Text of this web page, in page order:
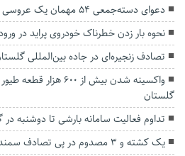
دعوای دسته‌جمعی ۵۴ مهمان یک عروسی در گرگان
نحوه بار زدن خطرناک خودروی پراید در
تصادف زنجیره‌ای در جاده بین‌المللی
واکسینه شدن بیش از
گلستان
تداوم فعالیت سامانه بارشی تا دوشنبه
یک کشته و ۳ مصدوم در پی تصادف سمند با شتر در اینچه برون